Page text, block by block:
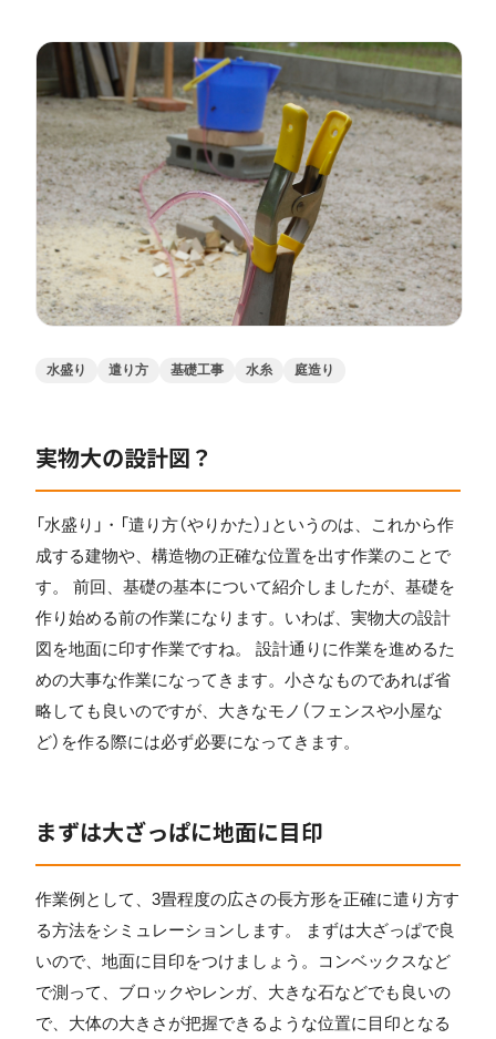
水盛り 遣り方 基礎工事 水糸 庭造り
実物大の設計図？
「水盛り」・「遣り方（やりかた）」というのは、これから作
成する建物や、構造物の正確な位置を出す作業のことで
す。 前回、基礎の基本について紹介しましたが、基礎を
作り始める前の作業になります。いわば、実物大の設計
図を地面に印す作業ですね。 設計通りに作業を進めるた
めの大事な作業になってきます。小さなものであれば省
略しても良いのですが、大きなモノ（フェンスや小屋な
ど）を作る際には必ず必要になってきます。
まずは大ざっぱに地面に目印
作業例として、3畳程度の広さの長方形を正確に遣り方す
る方法をシミュレーションします。 まずは大ざっぱで良
いので、地面に目印をつけましょう。コンベックスなど
で測って、ブロックやレンガ、大きな石などでも良いの
で、大体の大きさが把握できるような位置に目印となる